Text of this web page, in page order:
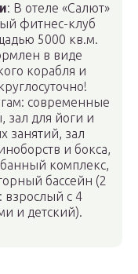
: В отеле «Салют»
фитнес-клуб
5000 кв.м.
в виде
корабля и
современные
зал для йоги и
занятий, зал
и бокса,
комплекс,
бассейн (2
взрослый с 4
и детский).